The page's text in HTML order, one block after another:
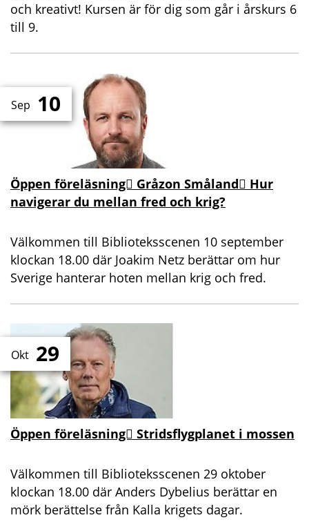
och kreativt! Kursen är för dig som går i årskurs 6
till 9.
Sep 10
Öppen föreläsning Gråzon Småland Hur
navigerar du mellan fred och krig?
Välkommen till Biblioteksscenen 10 september
klockan 18.00 där Joakim Netz berättar om hur
Sverige hanterar hoten mellan krig och fred.
Okt 29
Öppen föreläsning Stridsflygplanet i mossen
Välkommen till Biblioteksscenen 29 oktober
klockan 18.00 där Anders Dybelius berättar en
mörk berättelse från Kalla krigets dagar.